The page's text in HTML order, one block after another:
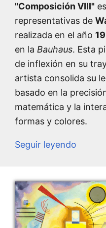
"Composición VIII"
representativas de
realizada en el año
en la Bauhaus. Esta
de inflexión en su
artista consolida su
basado en la
matemática y la
formas y colores.
Seguir leyendo